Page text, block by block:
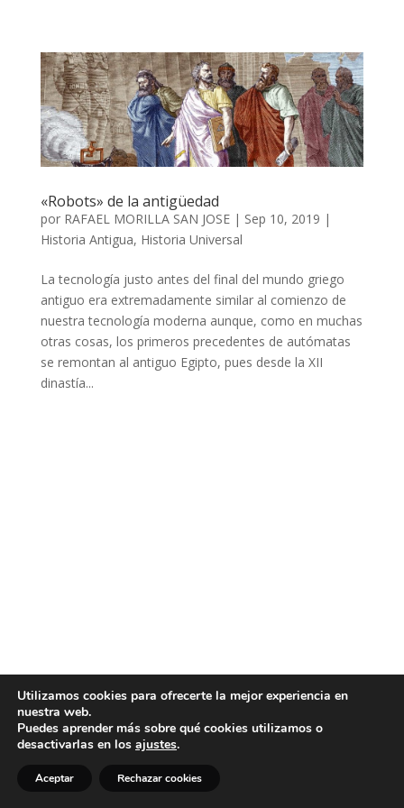
«Robots» de la antigüedad
por RAFAEL MORILLA SAN JOSE| Sep 10, 2019 |
Historia Antigua, Historia Universal
La tecnología justo antes del final del mundo griego
antiguo era extremadamente similar al comienzo de
nuestra tecnología moderna aunque, como en muchas
otras cosas, los primeros precedentes de autómatas
se remontan al antiguo Egipto, pues desde la XII
dinastía...
Utilizamos cookies para ofrecerte la mejor experiencia en
nuestra web.
Puedes aprender más sobre qué cookies utilizamos o
desactivarlas en los ajustes.
Aceptar Rechazar cookies